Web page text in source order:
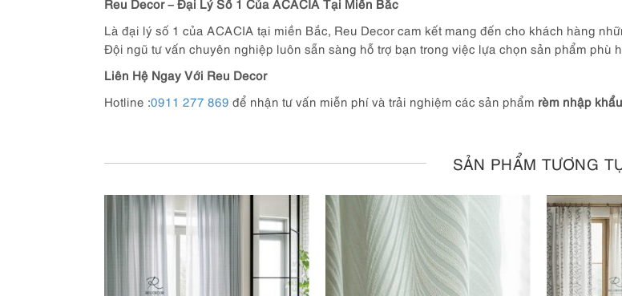
Reu Decor – Đại Lý Số 1 Của ACACIA Tại Miền Bắc
Là đại lý số 1 của ACACIA tại miền Bắc, Reu Decor cam kết mang đến cho khách hàng
Đội ngũ tư vấn chuyên nghiệp luôn sẵn sàng hỗ trợ bạn trong việc lựa chọn sản phẩm phù
Liên Hệ Ngay Với Reu Decor
Hotline :0911 277 869 để nhận tư vấn miễn phí và trải nghiệm các sản phẩm rèm nhập khẩu
SẢN PHẨM TƯƠNG